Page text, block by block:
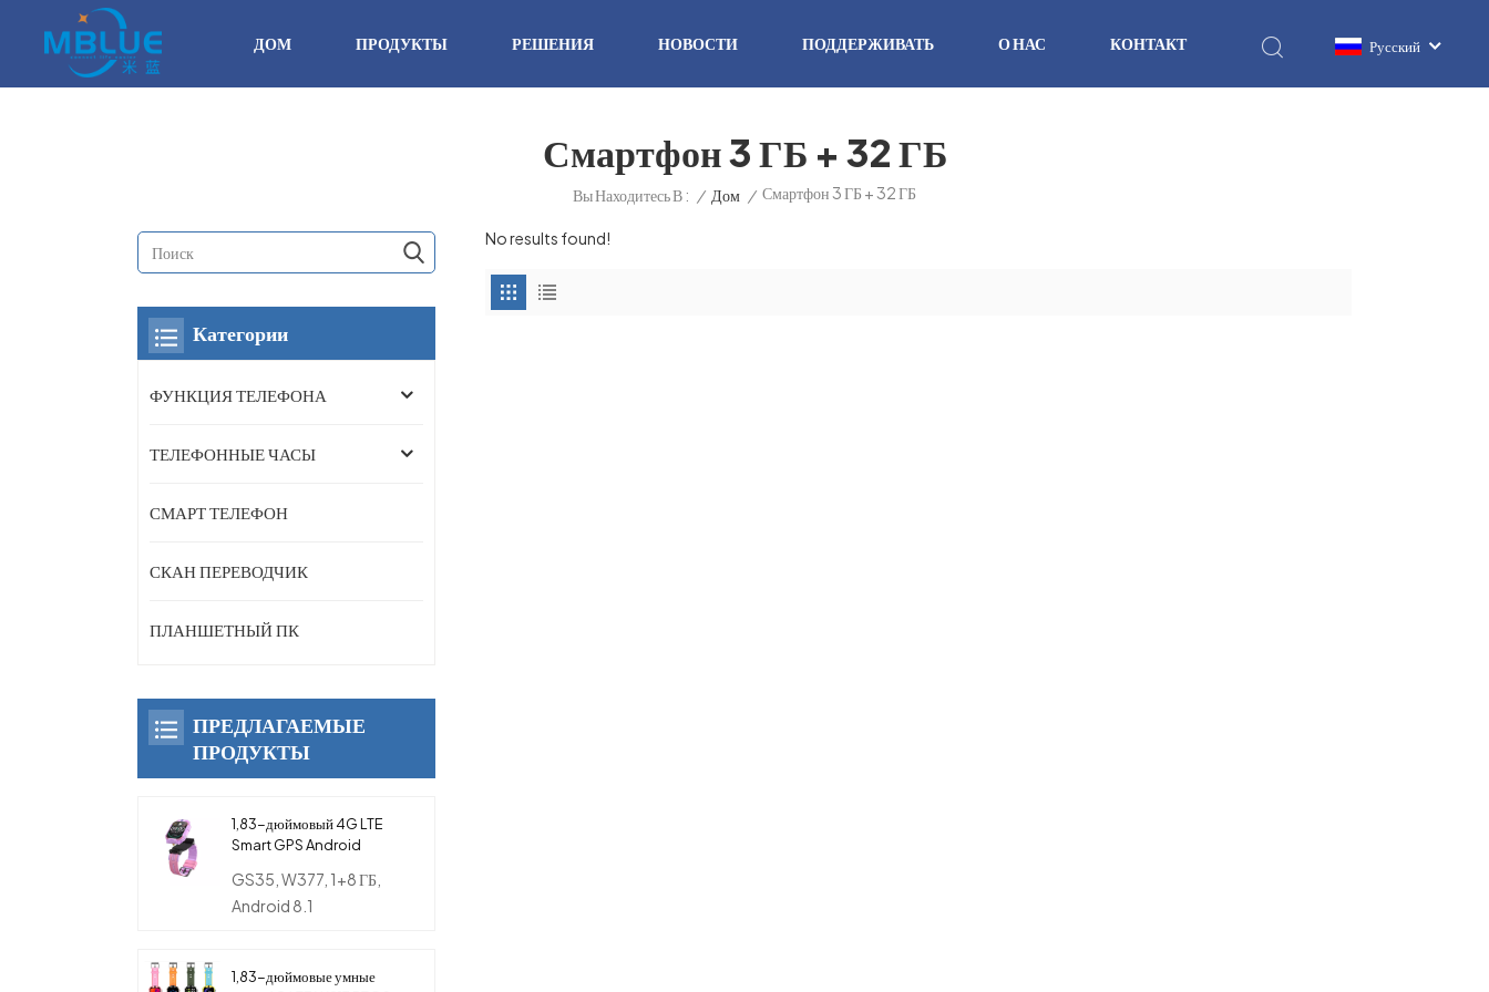
Русский
ДОМ ПРОДУКТЫ РЕШЕНИЯ НОВОСТИ ПОДДЕРЖИВАТЬ О НАС КОНТАКТ
Смартфон 3 ГБ + 32 ГБ
Вы Находитесь В : / Дом / Смартфон 3 ГБ + 32 ГБ
No results found!
Категории
ФУНКЦИЯ ТЕЛЕФОНА
ТЕЛЕФОННЫЕ ЧАСЫ
СМАРТ ТЕЛЕФОН
СКАН ПЕРЕВОДЧИК
ПЛАНШЕТНЫЙ ПК
ПРЕДЛАГАЕМЫЕ
ПРОДУКТЫ
1,83-дюймовый 4G LTE
Smart GPS Android
часы с двойной камерой
для детей
GS35, W377, 1+8 ГБ,
Android 8.1
1,83-дюймовые умные